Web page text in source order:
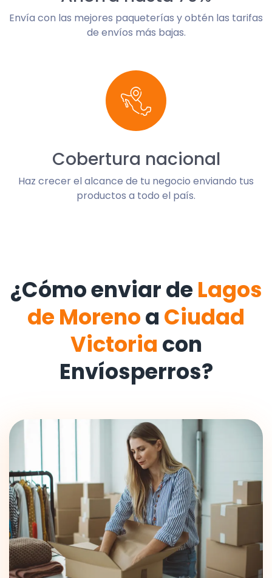
Envía con las mejores paqueterías y obtén las tarifas
de envíos más bajas.
Cobertura nacional
Haz crecer el alcance de tu negocio enviando tus
productos a todo el país.
¿Cómo enviar de Lagos
de Morenoa Ciudad
Victoria con
Envíosperros?